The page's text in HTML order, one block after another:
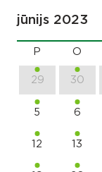
jūnijs 2023
P O
29 30
5 6
12 13